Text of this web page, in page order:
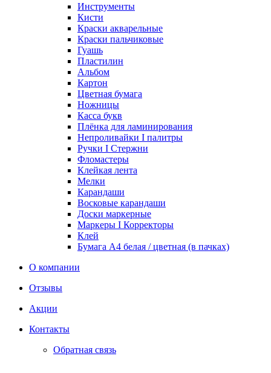
Инструменты
Кисти
Краски акварельные
Краски пальчиковые
Гуашь
Пластилин
Альбом
Картон
Цветная бумага
Ножницы
Касса букв
Плёнка для ламинирования
Непроливайки I палитры
Ручки I Стержни
Фломастеры
Клейкая лента
Мелки
Карандаши
Восковые карандаши
Доски маркерные
Маркеры I Корректоры
Клей
Бумага А4 белая / цветная (в пачках)
О компании
Отзывы
Акции
Контакты
Обратная связь